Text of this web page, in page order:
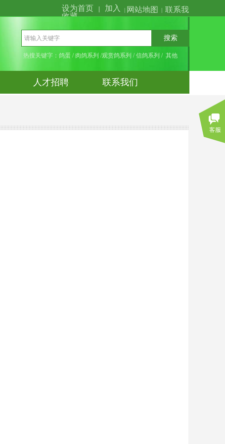
设为首页
加入
收藏
网站地图
联系我
搜索
热搜关键字：鸽蛋 / 肉鸽系列 /观赏鸽系列 / 信鸽系列 / 其他
人才招聘 联系我们
客服